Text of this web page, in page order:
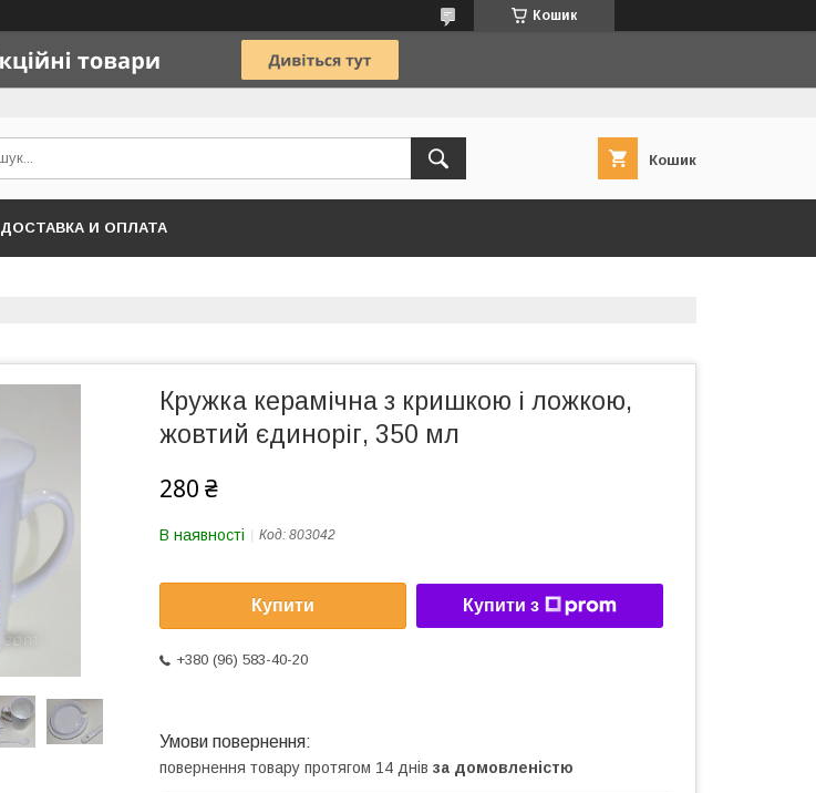
Кошик
Кошик
ДОСТАВКА И ОПЛАТА
Кружка керамічна з кришкою і ложкою,
жовтий єдиноріг, 350 мл
280 ₴
В наявності Код: 803042
Купити Купити з
+380 (96) 583-40-20
повернення товару протягом 14 днів за домовленістю